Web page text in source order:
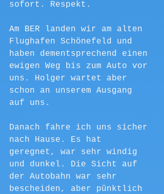
sofort. Respekt.
Am BER landen wir am alten
Flughafen Schönefeld und
haben dementsprechend einen
ewigen Weg bis zum Auto vor
uns. Holger wartet aber
schon an unserem Ausgang
auf uns.
Danach fahre ich uns sicher
nach Hause. Es hat
geregnet, war sehr windig
und dunkel. Die Sicht auf
der Autobahn war sehr
bescheiden, aber pünktlich